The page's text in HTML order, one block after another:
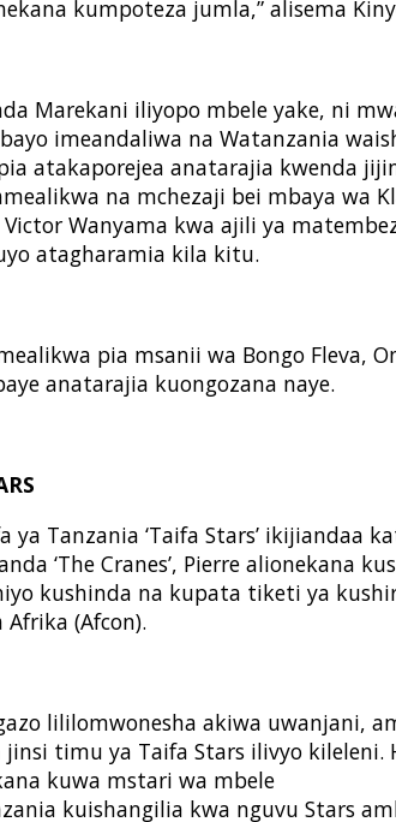
kumpoteza jumla,” alisema
Marekani iliyopo mbele yake, ni
imeandaliwa na Watanzania
atakaporejea anatarajia kwenda
na mchezaji bei mbaya wa
Victor Wanyama kwa ajili ya
atagharamia kila kitu.
pia msanii wa Bongo Fleva,
anatarajia kuongozana naye.
ya Tanzania ‘Taifa Stars’ ikijiandaa
‘The Cranes’, Pierre alionekana
kushinda na kupata tiketi ya
(Afcon).
lililomwonesha akiwa uwanjani,
jinsi timu ya Taifa Stars ilivyo kileleni.
kuwa mstari wa mbele
kuishangilia kwa nguvu Stars